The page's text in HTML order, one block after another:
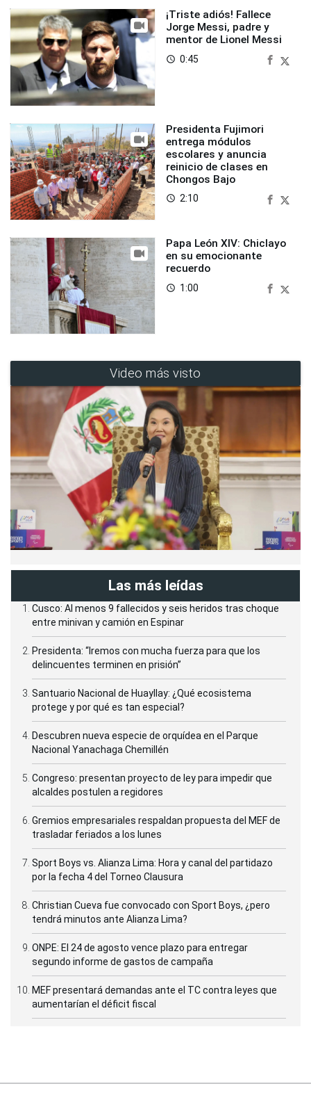
¡Triste adiós! Fallece
Jorge Messi, padre y
mentor de Lionel Messi
access_time 0:45
Presidenta Fujimori
entrega módulos
escolares y anuncia
reinicio de clases en
Chongos Bajo
access_time 2:10
Papa León XIV: Chiclayo
en su emocionante
recuerdo
access_time 1:00
Video más visto
Las más leídas
Cusco: Al menos 9 fallecidos y seis heridos tras choque
entre minivan y camión en Espinar
Presidenta: “Iremos con mucha fuerza para que los
delincuentes terminen en prisión”
Santuario Nacional de Huayllay: ¿Qué ecosistema
protege y por qué es tan especial?
Descubren nueva especie de orquídea en el Parque
Nacional Yanachaga Chemillén
Congreso: presentan proyecto de ley para impedir que
alcaldes postulen a regidores
Gremios empresariales respaldan propuesta del MEF de
trasladar feriados a los lunes
Sport Boys vs. Alianza Lima: Hora y canal del partidazo
por la fecha 4 del Torneo Clausura
Christian Cueva fue convocado con Sport Boys, ¿pero
tendrá minutos ante Alianza Lima?
ONPE: El 24 de agosto vence plazo para entregar
segundo informe de gastos de campaña
MEF presentará demandas ante el TC contra leyes que
aumentarían el déficit fiscal